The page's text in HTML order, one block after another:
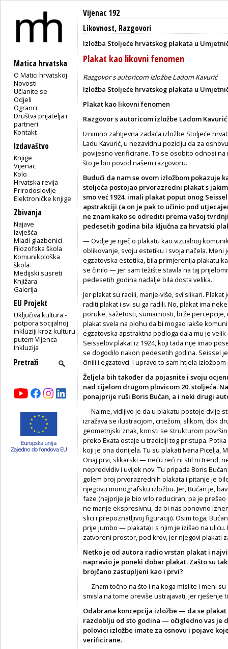
Matica hrvatska
O Matici hrvatskoj
Novosti
Učlanite se
Odjeli
Ogranci
Društva prijatelja i
partneri
Kontakt
Izdavaštvo
Knjige
Vijenac
Kolo
Hrvatska revija
Prirodoslovlje
Elektroničke knjige
Zbivanja
Najave
Izvješća
Mladi glazbenici
Filozofska škola
Komunikološka
škola
Medijski susreti
Knjižara
Galerija
EU Projekt
Uključiva kultura -
potpora socijalnoj
inkluziji kroz kulturu
putem Vijenca
Inkluzija
Vijenac 192
Likovnost, Razgovori
Izložba Stoljeće hrvatskog plakata u
Plakat kao likovni fenomen
Razgovor s autoricom izložbe Ladom Kavurić
Izložba Stoljeće hrvatskog plakata u
Plakat kao likovni fenomen
Razgovor s autoricom izložbe Ladom Kavurić
Iznimno zahtjevna zadaća izložbe Stoljeće
Ladu Kavurić, u nezavidnu poziciju da za
povijesno verificirane. To se osobito odnosi
što je bio povod našem razgovoru.
Budući da nam se ovom izložbom pokazuje
stoljeća postojao prvorazredni plakat s
smo već 1924. imali plakat poput onog
apstrakciji (a on je pak to učinio pod
ne znam kako se odrediti prema vašoj
pedesetih godina bila ključna za hrvatski
— Ovdje je riječ o plakatu kao vizualnoj
oblikovanje, svoju estetiku i svoja načela.
egzatovska estetika, bila primjerenija plakatu
se činilo — jer sam težište stavila na taj
pedesetih godina nadalje bila dosta velika.
Jer plakat su radili, manje-više, svi slikari.
raditi plakat i svi su ga radili. No, plakat ima
poruke, sažetosti, sumarnosti, brže
plakat svela na plohu da bi mogao lakše
egzatovska apstraktna podloga dala mu je
Seisselov plakat iz 1924, koji tada nije imao
se dogodilo nakon pedesetih godina. Seissel
činili i egzatovci. I upravo to sam htjela izložbom
Željela bih također da pojasnite i svoju
nad cijelom drugom plovicom 20. stoljeća.
ponajprije ruši Boris Bućan, a i neki drugi
— Naime, vidljivo je da u plakatu postoje dvije
izražava se ilustracijom, crtežom, slikom, dok
geometrijski znak, koristi se strukturom
preko Exata ostaje u tradiciji tog pristupa.
koji je ona donijela. Tu su plakati Ivana Picelja,
Onaj prvi, slikarski — neću reći ni stil ni trend,
nepredvidiv i uvijek nov. Tu pripada Boris
golem broj prvorazrednih plakata i pitanje je
njegovu monografsku izložbu. Jer, Bućan je,
faze (najprije je bio vrlo reduciran, pa je
ne manje ekspresivnu, da bi nas ponovno
slici i prepoznatljivoj figuraciji). Osim toga,
prije jumbo — plakata) i s njim je izišao na
zatvoreni prostor, pod krov, jer njegovi plakati
Netko je od autora radio vrstan plakat i
napravio je poneki dobar plakat. Zašto su
brojčano zastupljeni kao i prvi?
— Znam točno na što i na koga mislite i meni
smisla na tome previše ustrajavati, jer rješenje
Odabrana koncepcija izložbe — da se
razdoblju od sto godina — očigledno vas je
polovici izložbe imate za osnovu i pojave
verificirane.